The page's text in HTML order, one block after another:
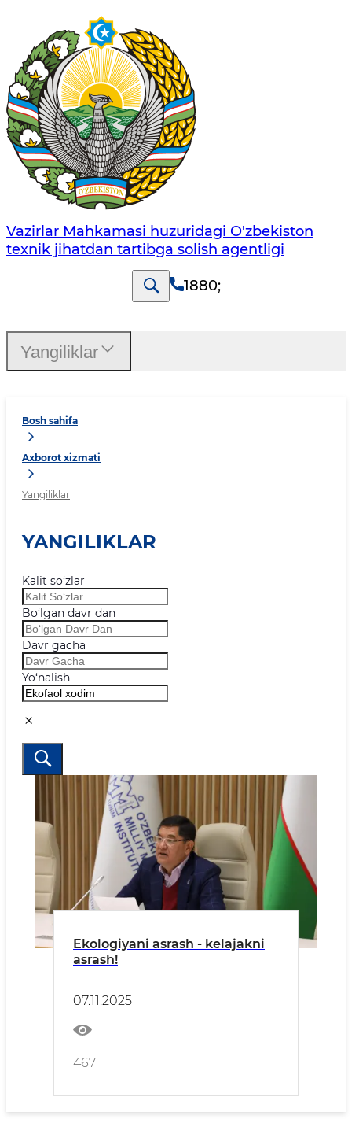
Vazirlar Mahkamasi huzuridagi O'zbekiston
texnik jihatdan tartibga solish agentligi
1880;
Bosh sahifa
Axborot xizmati
Yangiliklar
YANGILIKLAR
Kalit so‘zlar
Bo‘lgan davr dan
Davr gacha
Yo‘nalish
Ekologiyani asrash - kelajakni
asrash!
07.11.2025
467
Yangiliklar